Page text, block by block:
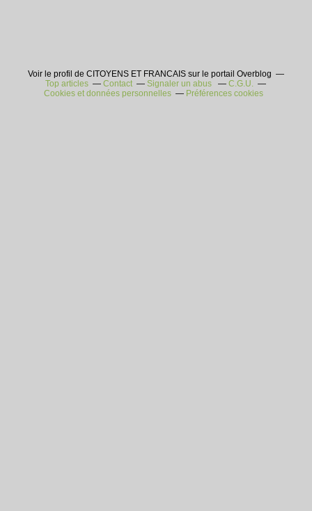
Voir le profil de CITOYENS ET FRANCAIS sur le portail Overblog
Top articles
Contact Signaler un abus
C.G.U.
Cookies et données personnelles
Préférences cookies